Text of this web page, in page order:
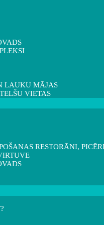
LAUKU MĀJAS
VIETAS
RESTORĀNI,